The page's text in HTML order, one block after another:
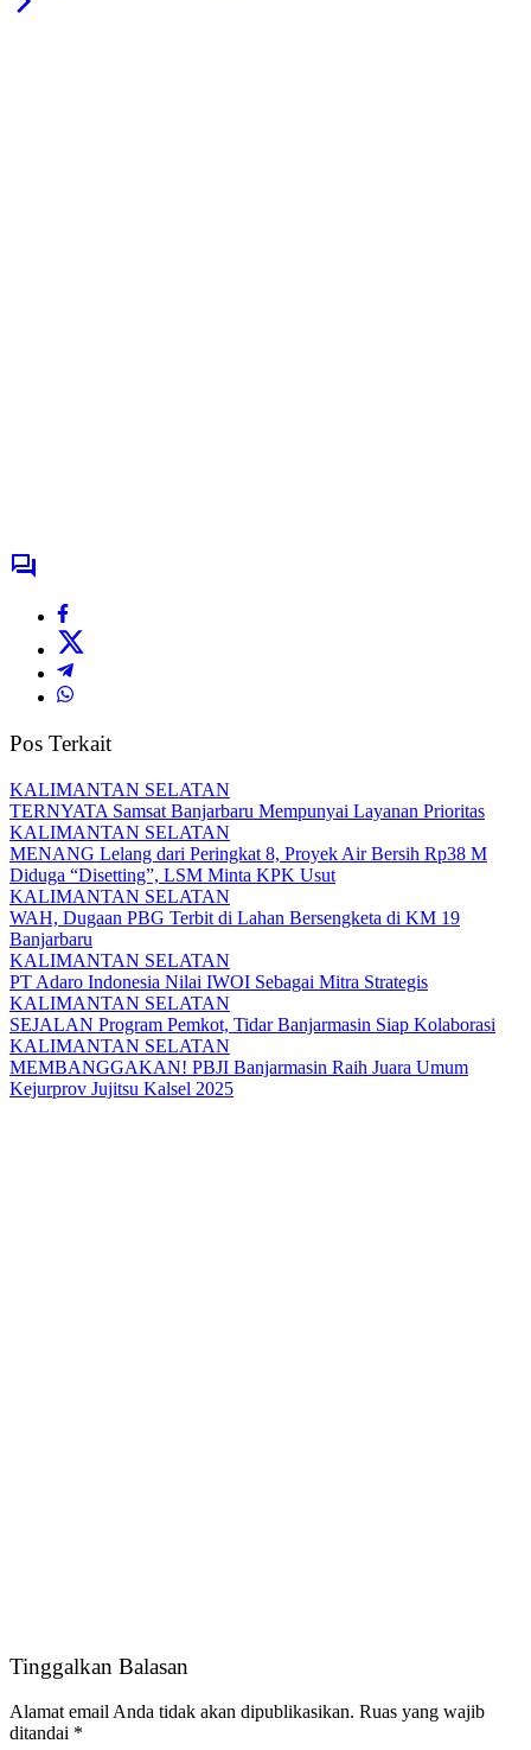
Pos Terkait
KALIMANTAN SELATAN
TERNYATA Samsat Banjarbaru Mempunyai Layanan Prioritas
KALIMANTAN SELATAN
MENANG Lelang dari Peringkat 8, Proyek Air Bersih Rp38 M
Diduga “Disetting”, LSM Minta KPK Usut
KALIMANTAN SELATAN
WAH, Dugaan PBG Terbit di Lahan Bersengketa di KM 19
Banjarbaru
KALIMANTAN SELATAN
PT Adaro Indonesia Nilai IWOI Sebagai Mitra Strategis
KALIMANTAN SELATAN
SEJALAN Program Pemkot, Tidar Banjarmasin Siap Kolaborasi
KALIMANTAN SELATAN
MEMBANGGAKAN! PBJI Banjarmasin Raih Juara Umum
Kejurprov Jujitsu Kalsel 2025
Tinggalkan Balasan
Alamat email Anda tidak akan dipublikasikan. Ruas yang wajib
ditandai *